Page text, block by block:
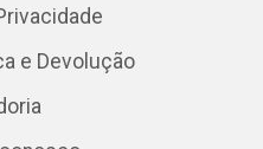
e Devolução